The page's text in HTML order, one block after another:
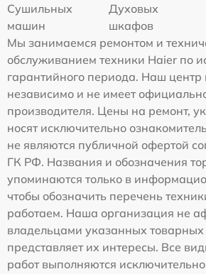
Сушильных
машин
Духовых
шкафов
Мы занимаемся ремонтом и
обслуживанием техники Haier по
гарантийного периода. Наш центр
независимо и не имеет
производителя. Цены на ремонт,
носят исключительно
не являются публичной офертой
ГК РФ. Названия и обозначения
упоминаются только в
чтобы обозначить перечень
работаем. Наша организация не
владельцами указанных товарных
представляет их интересы. Все
работ выполняются